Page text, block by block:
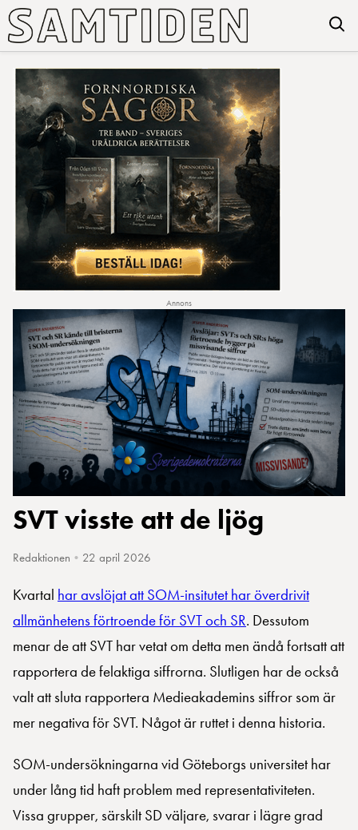
Annons
SVT visste att de ljög
Redaktionen • 22 april 2026
Kvartal har avslöjat att SOM-insitutet har överdrivit
allmänhetens förtroende för SVT och SR. Dessutom
menar de att SVT har vetat om detta men ändå fortsatt att
rapportera de felaktiga siffrorna. Slutligen har de också
valt att sluta rapportera Medieakademins siffror som är
mer negativa för SVT. Något är ruttet i denna historia.
SOM-undersökningarna vid Göteborgs universitet har
under lång tid haft problem med representativiteten.
Vissa grupper, särskilt SD väljare, svarar i lägre grad